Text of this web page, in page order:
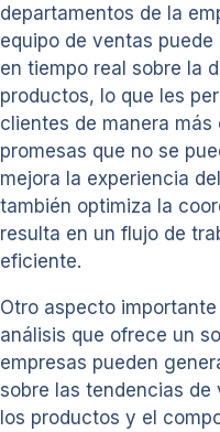
departamentos de la
equipo de ventas
en tiempo real sobre la
productos, lo que les
clientes de manera
promesas que no se
mejora la experiencia
también optimiza la
resulta en un flujo de
eficiente.
Otro aspecto
análisis que ofrece un
empresas pueden
sobre las tendencias de
los productos y el